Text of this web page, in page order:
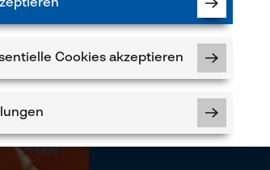
Wenn Sie dem
wir Ihnen
Ihre Daten
die
Newsletter
* Pflichtfeld
*** Einlösbar
Cookies akzeptieren